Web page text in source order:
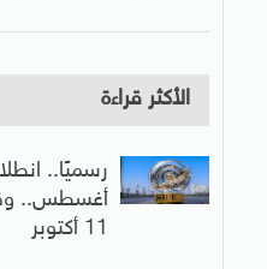
الأكثر قراءة
أغسطس..
11 أكتوبر